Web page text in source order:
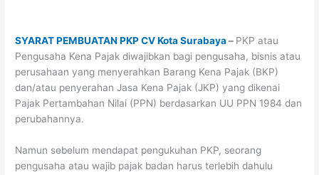
SYARAT PEMBUATAN PKP CV Kota Surabaya– PKP atau
Pengusaha Kena Pajak diwajibkan bagi pengusaha, bisnis atau
perusahaan yang menyerahkan Barang Kena Pajak (BKP)
dan/atau penyerahan Jasa Kena Pajak (JKP) yang dikenai
Pajak Pertambahan Nilai (PPN) berdasarkan UU PPN 1984 dan
perubahannya.
Namun sebelum mendapat pengukuhan PKP, seorang
pengusaha atau wajib pajak badan harus terlebih dahulu